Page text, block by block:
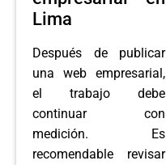
Lima
Después de publicar
una web empresarial,
el trabajo debe
continuar con
medición. Es
recomendable revisar